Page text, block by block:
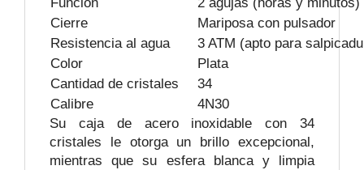
Función
2 agujas (horas y minutos)
Cierre
Mariposa con pulsador
Resistencia al agua
3 ATM (apto para
Color
Plata
Cantidad de cristales
34
Calibre
4N30
Su caja de acero inoxidable con 34
cristales le otorga un brillo excepcional,
mientras que su esfera blanca y limpia